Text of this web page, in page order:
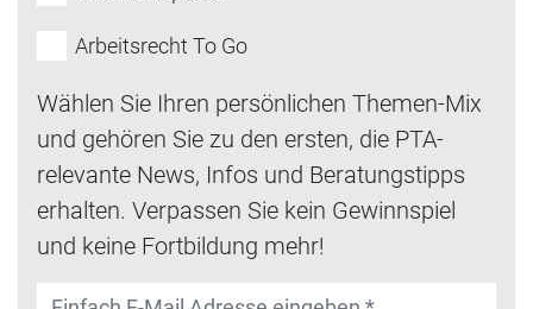
Arbeitsrecht To Go
Wählen Sie Ihren persönlichen Themen-Mix
und gehören Sie zu den ersten, die PTA-
relevante News, Infos und Beratungstipps
erhalten. Verpassen Sie kein Gewinnspiel
und keine Fortbildung mehr!